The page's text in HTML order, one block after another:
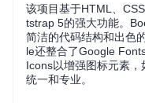
该项目基于HTML、
tstrap 5的强大功能。
简洁的代码结构和出色
le还整合了Google
Icons以增强图标元素
统一和专业。